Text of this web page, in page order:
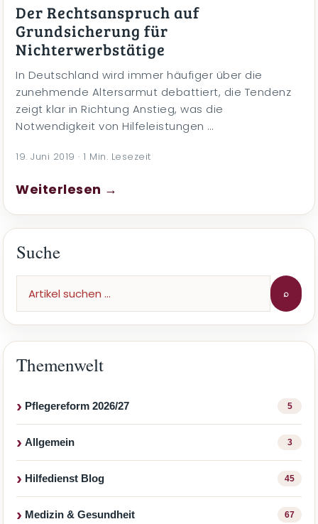
Der Rechtsanspruch auf
Grundsicherung für
Nichterwerbstätige
In Deutschland wird immer häufiger über die
zunehmende Altersarmut debattiert, die Tendenz
zeigt klar in Richtung Anstieg, was die
Notwendigkeit von Hilfeleistungen …
19. Juni 2019 · 1 Min. Lesezeit
Weiterlesen →
Suche
⌕
Themenwelt
Pflegereform 2026/27 5
Allgemein 3
Hilfedienst Blog 45
Medizin & Gesundheit 67